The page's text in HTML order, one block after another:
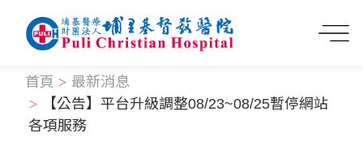
首頁
最新消息
【公告】平台升級調整08/23~08/25暫停網站
各項服務